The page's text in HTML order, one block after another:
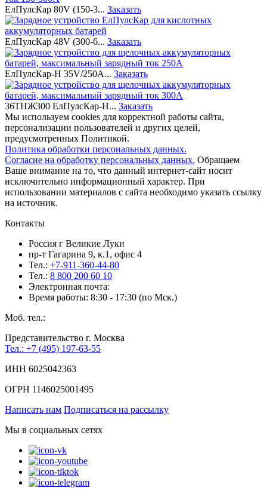
ЕлПулсКар 80V (150-3... Заказать
ЕлПулсКар 48V (300-6... Заказать
ЕлПулсКар-Н 35V/250A... Заказать
36ТНЖ300 ЕлПулсКар-Н... Заказать
Мы используем cookies для корректной работы сайта,
персонализации пользователей и других целей,
предусмотренных Политикой.
Политика обработки персональных данных.
Согласие на обработку персональных данных. Обращаем
Ваше внимание на то, что данный интернет-сайт носит
исключительно информационный характер. При
использовании материалов c сайта необходимо указать ссылку
на источник.
Контакты
Россия г Великие Луки
пр-т Гагарина 9, к.1, офис 4
Тел.: +7-911-360-44-80
Тел.: 8 800 200 60 10
Электронная почта:
Время работы: 8:30 - 17:30 (по Мск.)
Моб. тел.:
Представительство г. Москва
Тел.: +7 (495) 197-63-55
ИНН 6025042363
ОГРН 1146025001495
Написать нам Подписаться на рассылку
Мы в социальных сетях